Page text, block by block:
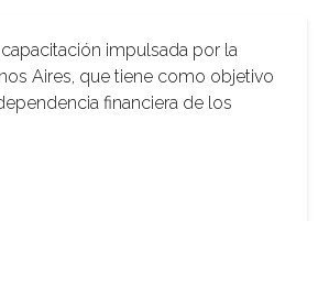
capacitación impulsada por la
Aires, que tiene como objetivo
financiera de los